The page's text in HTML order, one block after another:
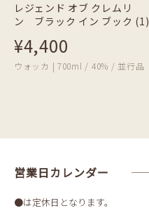
レジェンド オブ クレムリ
ン ブラック イン ブック (1)
¥4,400
ウォッカ | 700ml / 40% / 並行品
営業日カレンダー
●は定休日となります。